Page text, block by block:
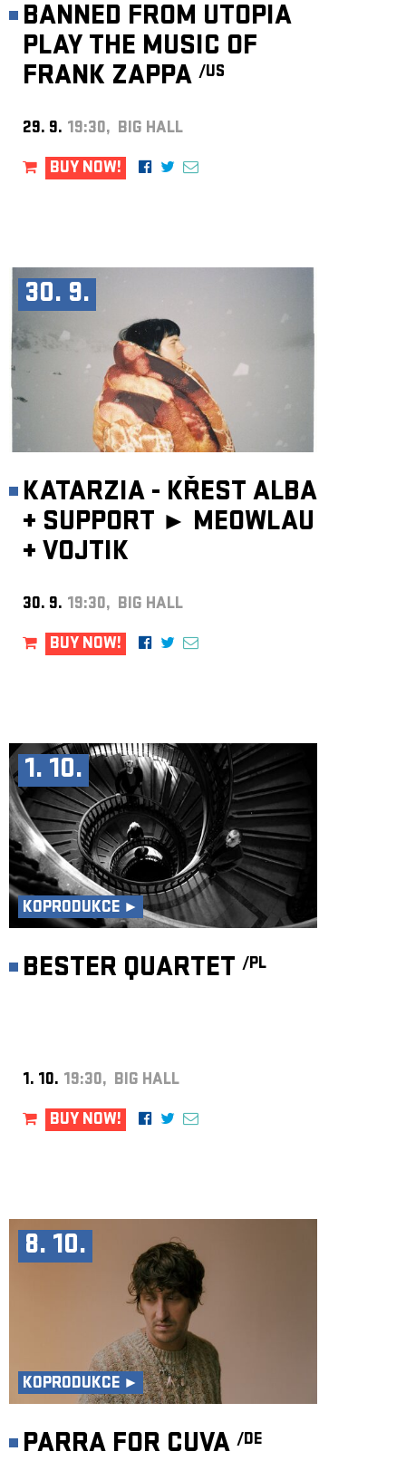
BANNED FROM UTOPIA
PLAY THE MUSIC OF
FRANK ZAPPA /US
29. 9. 19:30, BIG HALL
BUY NOW!
30. 9.
KATARZIA - KŘEST ALBA
+ SUPPORT ► MEOWLAU
+ VOJTIK
30. 9. 19:30, BIG HALL
BUY NOW!
1. 10.
KOPRODUKCE ►
BESTER QUARTET /PL
1. 10. 19:30, BIG HALL
BUY NOW!
8. 10.
KOPRODUKCE ►
PARRA FOR CUVA /DE